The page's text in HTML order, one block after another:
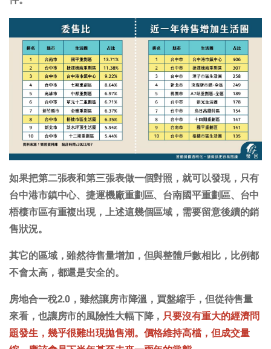
如果把第二張表和第三張表做一個對照，就可以發現，只有
台中港市鎮中心、捷運機廠重劃區、台南國平重劃區、台中
梧棲市區有重複出現，上述這幾個區域，需要留意後續的銷
售狀況。
其它的區域，雖然待售量增加，但與整體戶數相比，比例都
不會太高，都還是安全的。
房地合一稅2.0，雖然讓房市降溫，買盤縮手，但從待售量
來看，也讓房市的風險性大幅下降， 只要沒有重大的經濟問
題發生，幾乎很難出現拋售潮。價格維持高檔，但成交量